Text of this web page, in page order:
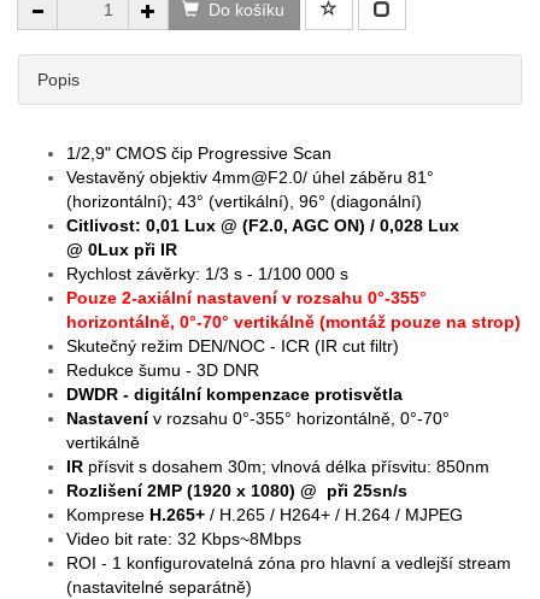
Do košíku
Popis
1/2,9" CMOS čip Progressive Scan
Vestavěný objektiv 4mm@F2.0/ úhel záběru 81°
(horizontální); 43° (vertikální), 96° (diagonální)
Citlivost: 0,01 Lux @ (F2.0, AGC ON) / 0,028 Lux
@ 0Lux při IR
Rychlost závěrky: 1/3 s - 1/100 000 s
Pouze 2-axiální nastavení v rozsahu 0°-355°
horizontálně, 0°-70° vertikálně (montáž pouze na strop)
Skutečný režim DEN/NOC - ICR (IR cut filtr)
Redukce šumu - 3D DNR
DWDR - digitální kompenzace protisvětla
Nastavenív rozsahu 0°-355° horizontálně, 0°-70°
vertikálně
IR přísvit s dosahem 30m; vlnová délka přísvitu: 850nm
Rozlišení 2MP (1920 x 1080) @ při 25sn/s
Komprese H.265+ / H.265 / H264+ / H.264 / MJPEG
Video bit rate: 32 Kbps~8Mbps
ROI - 1 konfigurovatelná zóna pro hlavní a vedlejší stream
(nastavitelné separátně)